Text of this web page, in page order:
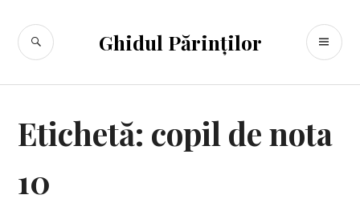
conținut
Ghidul Părinților
CĂUTARE
Etichetă: copil de nota
10